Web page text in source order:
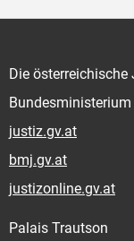
Die österreichische
justiz.gv.at
bmj.gv.at
justizonline.gv.at
Palais Trautson